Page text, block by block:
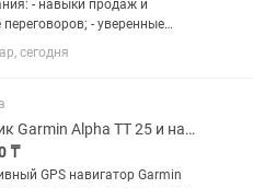
продаж и
переговоров; - уверенные
навыки, грамотная
- Владение ПК на
сегодня
ошейник Garmin Alpha TT 25 и навигатор Garmin Alpha 300
₸
GPS навигатор Garmin